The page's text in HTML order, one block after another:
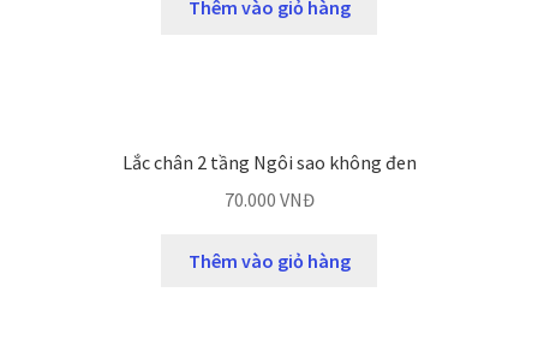
Thêm vào giỏ hàng
Lắc chân 2 tầng Ngôi sao không đen
70.000 VNĐ
Thêm vào giỏ hàng